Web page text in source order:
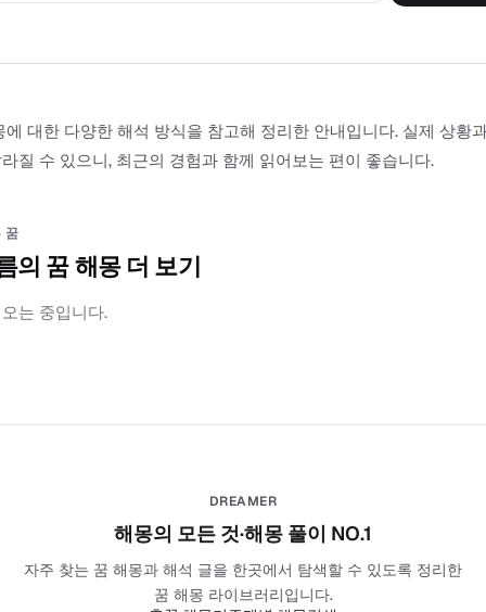
에 대한 다양한 해석 방식을 참고해 정리한 안내입니다. 실제 상황
질 수 있으니, 최근의 경험과 함께 읽어보는 편이 좋습니다.
꿈
의 꿈 해몽 더 보기
는 중입니다.
DREAMER
해몽의 모든 것·해몽 풀이 NO.1
자주 찾는 꿈 해몽과 해석 글을 한곳에서 탐색할 수 있도록 정리한
꿈 해몽 라이브러리입니다.